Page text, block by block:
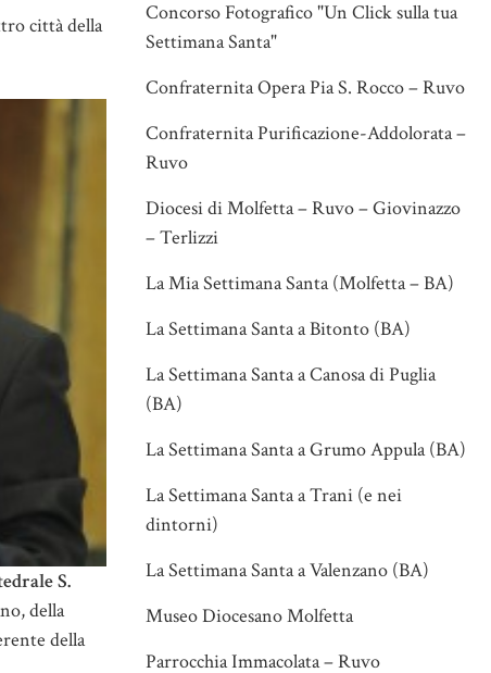
città della
S.
della
della
Concorso Fotografico "Un Click sulla tua
Settimana Santa"
Confraternita Opera Pia S. Rocco – Ruvo
Confraternita Purificazione-Addolorata –
Ruvo
Diocesi di Molfetta – Ruvo – Giovinazzo
– Terlizzi
La Mia Settimana Santa (Molfetta – BA)
La Settimana Santa a Bitonto (BA)
La Settimana Santa a Canosa di Puglia
(BA)
La Settimana Santa a Grumo Appula (BA)
La Settimana Santa a Trani (e nei
dintorni)
La Settimana Santa a Valenzano (BA)
Museo Diocesano Molfetta
Parrocchia Immacolata – Ruvo